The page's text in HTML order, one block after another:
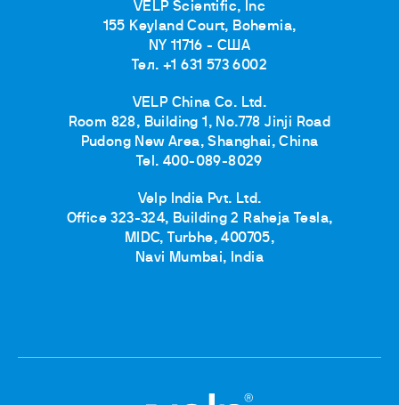
VELP Scientific, Inc
155 Keyland Court, Bohemia,
NY 11716 - США
Тел. +1 631 573 6002
VELP China Co. Ltd.
Room 828, Building 1, No.778 Jinji Road
Pudong New Area, Shanghai, China
Tel. 400-089-8029
Velp India Pvt. Ltd.
Office 323-324, Building 2 Raheja Tesla,
MIDC, Turbhe, 400705,
Navi Mumbai, India